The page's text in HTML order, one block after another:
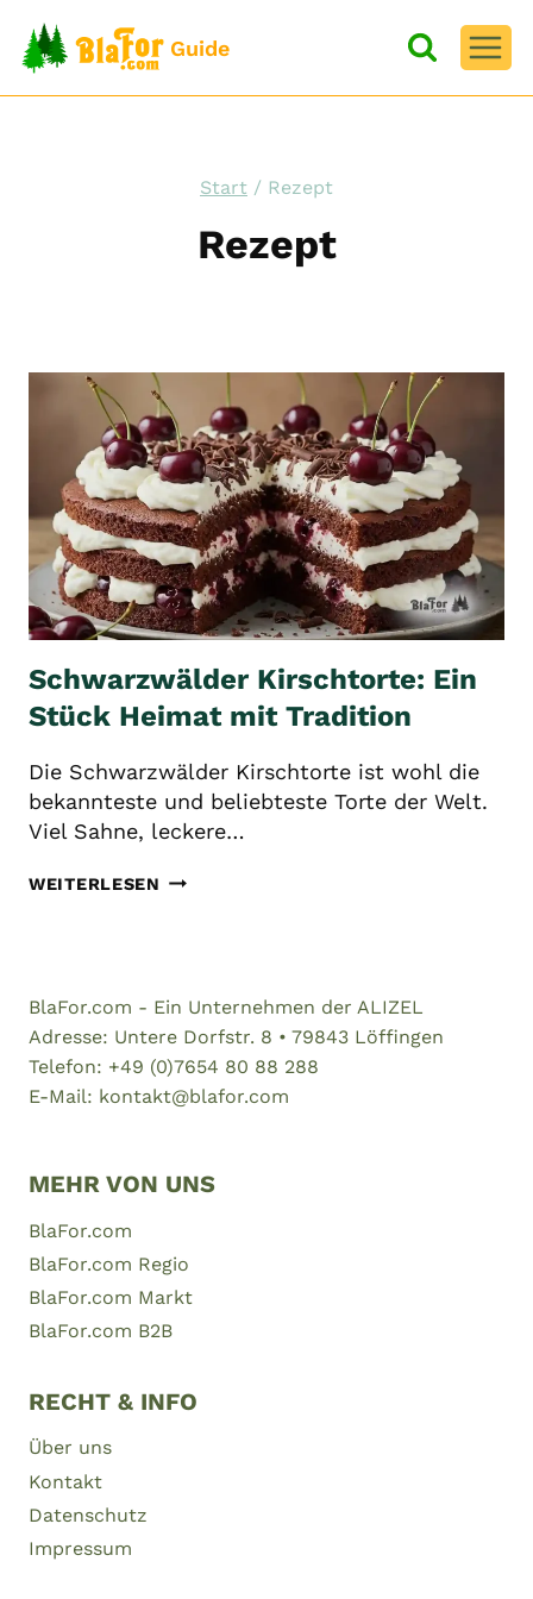
Inhalt
springen
Guide
Start / Rezept
Rezept
Schwarzwälder Kirschtorte: Ein
Stück Heimat mit Tradition
Die Schwarzwälder Kirschtorte ist wohl die
bekannteste und beliebteste Torte der Welt.
Viel Sahne, leckere…
WEITERLESEN SCHWARZWÄLDER
HEIMAT
MIT
TRADITION
BlaFor.com - Ein Unternehmen der ALIZEL
Adresse: Untere Dorfstr. 8 • 79843 Löffingen
Telefon: +49 (0)7654 80 88 288
E-Mail: kontakt@blafor.com
MEHR VON UNS
BlaFor.com
BlaFor.com Regio
BlaFor.com Markt
BlaFor.com B2B
RECHT & INFO
Über uns
Kontakt
Datenschutz
Impressum